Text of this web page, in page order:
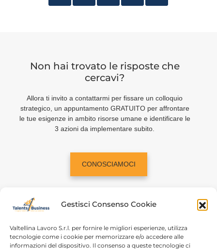
Gestisci Consenso Cookie
Valtellina Lavoro S.r.l. per fornire le migliori esperienze, utilizza
tecnologie come i cookie per memorizzare e/o accedere alle
informazioni del dispositivo. Il consenso a queste tecnologie ci
Non hai trovato le risposte che
cercavi?
Allora ti invito a contattarmi per fissare un colloquio
strategico, un appuntamento GRATUITO per affrontare
le tue esigenze in ambito risorse umane e identificare le
3 azioni da implementare subito.
CONOSCIAMOCI